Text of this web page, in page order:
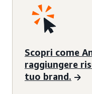
Scopri come
raggiungere
tuo brand.